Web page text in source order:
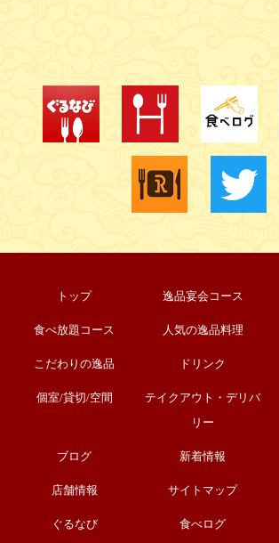
トップ 逸品宴会コース
食べ放題コース 人気の逸品料理
こだわりの逸品 ドリンク
個室/貸切/空間
テイクアウト・デリバ
リー
ブログ 新着情報
店舗情報 サイトマップ
ぐるなび 食べログ